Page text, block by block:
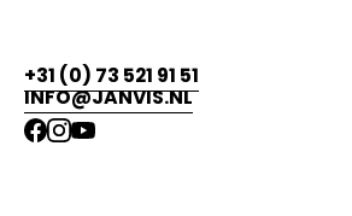
+31 (0) 73 521 91 51
INFO@JANVIS.NL